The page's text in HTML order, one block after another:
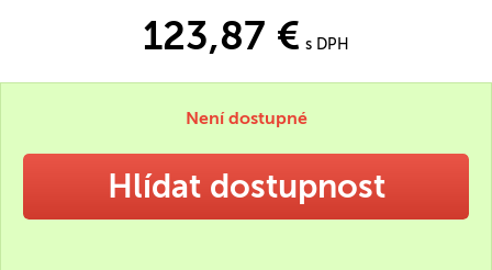
123,87 € s DPH
Není dostupné
Hlídat dostupnost